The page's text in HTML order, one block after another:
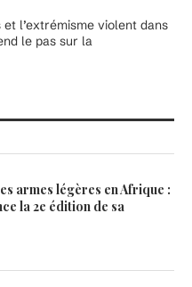
et l’extrémisme violent dans
le pas sur la
armes légères en Afrique :
la 2e édition de sa